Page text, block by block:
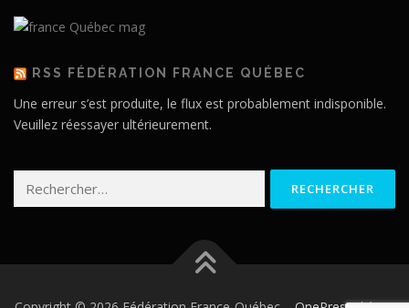
RSS FÉDÉRATION FRANCE QUÉBEC
Une erreur s’est produite, le flux est probablement indisponible.
Veuillez réessayer ultérieurement.
Rechercher :